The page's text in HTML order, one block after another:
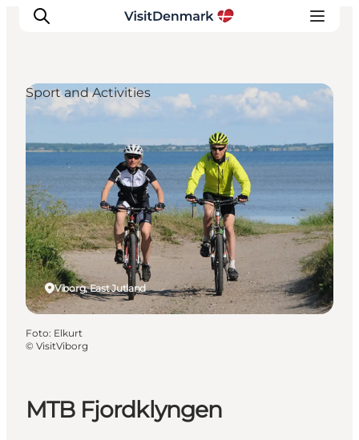
Resmål
Aktiviteter
Övernatta
Planera resan
MTB Fjordklyngen
Viborg, East Jutland
Sport and Activities
Foto: Elkurt
© VisitViborg